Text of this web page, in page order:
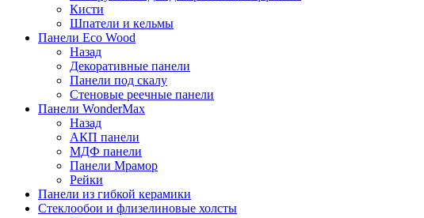
Кисти
Шпатели и кельмы
Панели Eco Wood
Назад
Декоративные панели
Панели под скалу
Стеновые реечные панели
Панели WonderMax
Назад
АКП панели
МДФ панели
Панели Мрамор
Рейки
Панели из гибкой керамики
Стеклообои и флизелиновые холсты